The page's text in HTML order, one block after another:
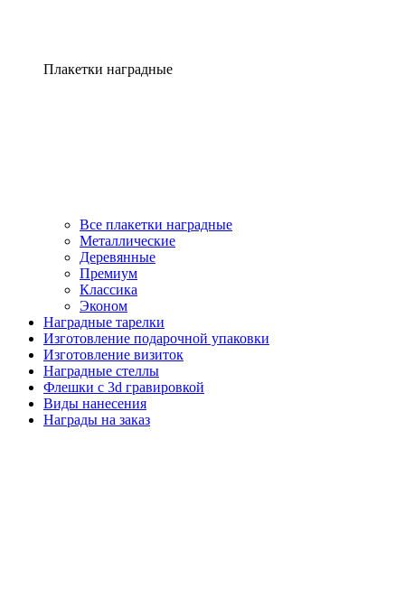
Плакетки наградные
Все плакетки наградные
Металлические
Деревянные
Премиум
Классика
Эконом
Наградные тарелки
Изготовление подарочной упаковки
Изготовление визиток
Наградные стеллы
Флешки с 3d гравировкой
Виды нанесения
Награды на заказ